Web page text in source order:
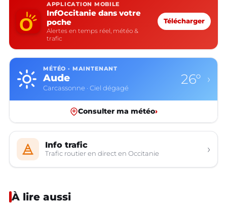
APPLICATION MOBILE
InfOccitanie dans votre
poche
Alertes en temps réel, météo &
trafic
Télécharger
MÉTÉO · MAINTENANT
Aude
Carcassonne · Ciel dégagé
26° ›
Consulter ma météo›
Info trafic
Trafic routier en direct en Occitanie ›
À lire aussi